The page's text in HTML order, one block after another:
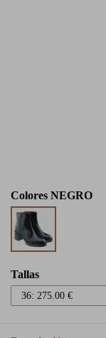
Colores NEGRO
Tallas